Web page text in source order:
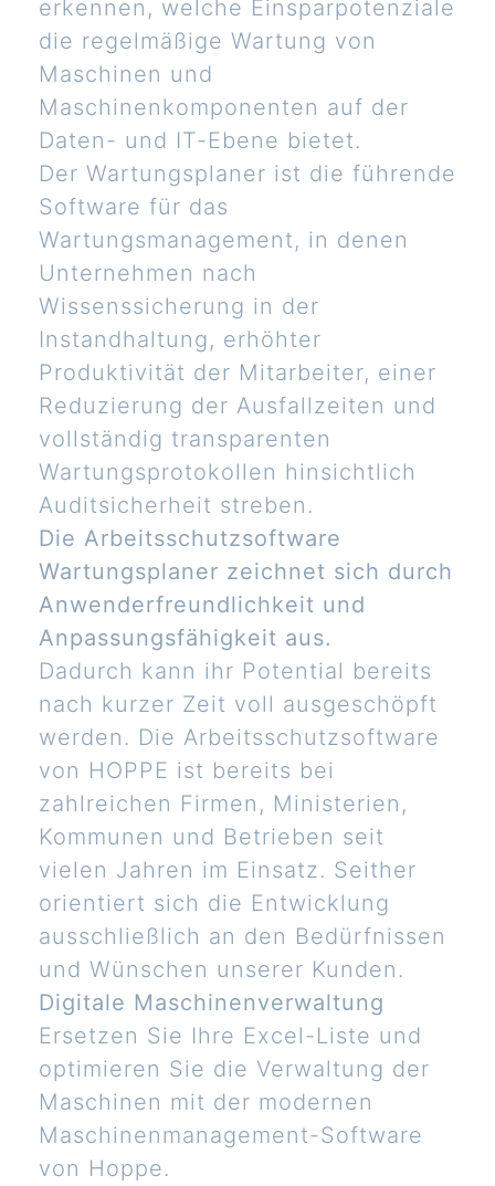
erkennen, welche Einsparpotenziale
die regelmäßige Wartung von
Maschinen und
Maschinenkomponenten auf der
Daten- und IT-Ebene bietet.
Der Wartungsplaner ist die führende
Software für das
Wartungsmanagement, in denen
Unternehmen nach
Wissenssicherung in der
Instandhaltung, erhöhter
Produktivität der Mitarbeiter, einer
Reduzierung der Ausfallzeiten und
vollständig transparenten
Wartungsprotokollen hinsichtlich
Auditsicherheit streben.
Die Arbeitsschutzsoftware
Wartungsplaner zeichnet sich durch
Anwenderfreundlichkeit und
Anpassungsfähigkeit aus.
Dadurch kann ihr Potential bereits
nach kurzer Zeit voll ausgeschöpft
werden. Die Arbeitsschutzsoftware
von HOPPE ist bereits bei
zahlreichen Firmen, Ministerien,
Kommunen und Betrieben seit
vielen Jahren im Einsatz. Seither
orientiert sich die Entwicklung
ausschließlich an den Bedürfnissen
und Wünschen unserer Kunden.
Digitale Maschinenverwaltung
Ersetzen Sie Ihre Excel-Liste und
optimieren Sie die Verwaltung der
Maschinen mit der modernen
Maschinenmanagement-Software
von Hoppe.